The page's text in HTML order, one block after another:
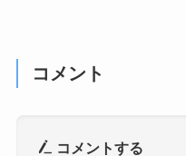
コメント
コメントする